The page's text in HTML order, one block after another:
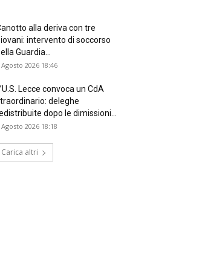
alla deriva con tre
intervento di soccorso
Guardia...
2026 18:46
Lecce convoca un CdA
deleghe
dopo le dimissioni...
2026 18:18
Carica altri